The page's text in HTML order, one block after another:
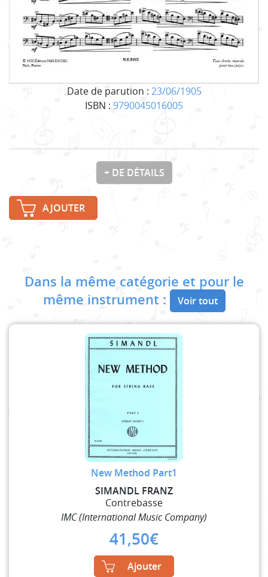
Date de parution : 23/06/1905
ISBN : 9790045016005
+ DE DÉTAILS
AJOUTER
Dans la même catégorie et pour le
même instrument :
Voir tout
New Method Part1
SIMANDL FRANZ
Contrebasse
IMC (International Music Company)
41,50€
Ajouter